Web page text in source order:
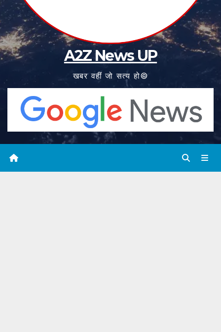
A2Z News UP
खबर वहीं जो सत्य हो©